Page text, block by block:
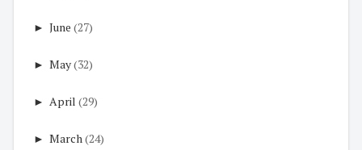
► June (27)
► May(32)
► April (29)
► March(24)